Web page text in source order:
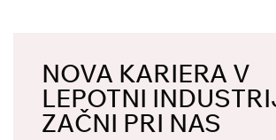
NOVA KARIERA V
LEPOTNI
ZAČNI PRI NAS